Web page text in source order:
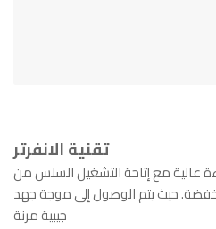
تقنية الانفرتر
عالية مع إتاحة التشغيل السلس من
حيث يتم الوصول إلى موجة جهد
جيبية مرنة